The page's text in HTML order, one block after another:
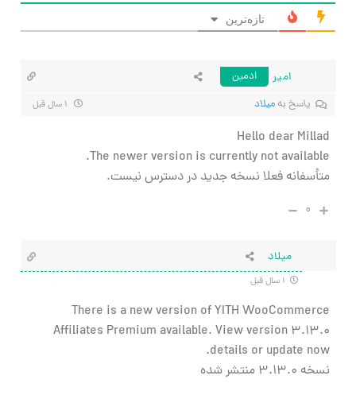
تازه‌ترین
امیر
ادمین
پاسخ بهمیلاد
Hello dear Millad
The newer version is currently not available.
متأسفانه فعلا نسخه جدید در دسترس نیست.
۰
میلاد
There is a new version of YITH WooCommerce
Affiliates Premium available. View version 3.13.0
details or update now.
نسخه ۳.۱۳.۰ منتشر شده